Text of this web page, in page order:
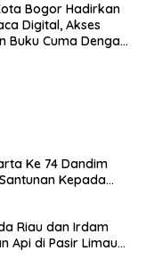
Bogor Hadirkan
Digital, Akses
Buku Cuma Dengan
Ke 74 Dandim
Kepada
Riau dan Irdam
Api di Pasir Limau